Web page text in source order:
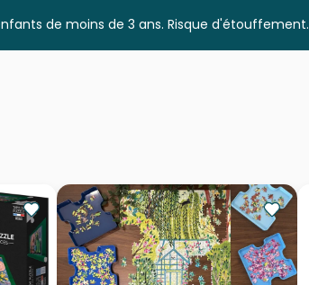
Puzzle pour Adultes (500 à 48.000
pièces)
de moins de 3 ans. Risque d'étouffement.